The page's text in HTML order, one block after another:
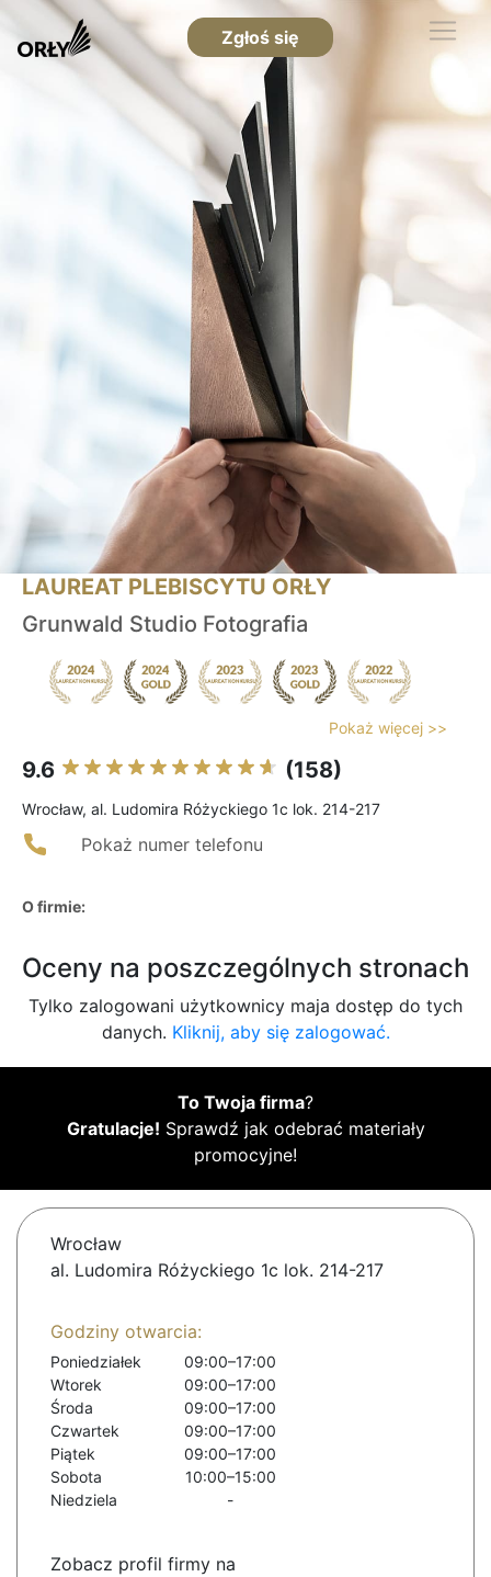
Zgłoś się
LAUREAT PLEBISCYTU ORŁY
Grunwald Studio Fotografia
Pokaż więcej >>
9.6 (158)
Wrocław, al. Ludomira Różyckiego 1c lok. 214-217
Pokaż numer telefonu
O firmie:
Oceny na poszczególnych stronach
Tylko zalogowani użytkownicy maja dostęp do tych
danych. Kliknij, aby się zalogować.
To Twoja firma?
Gratulacje! Sprawdź jak odebrać materiały
promocyjne!
Wrocław
al. Ludomira Różyckiego 1c lok. 214-217
Godziny otwarcia:
Poniedziałek
09:00–17:00
Wtorek
09:00–17:00
Środa
09:00–17:00
Czwartek
09:00–17:00
Piątek
09:00–17:00
Sobota
10:00–15:00
Niedziela
-
Zobacz profil firmy na